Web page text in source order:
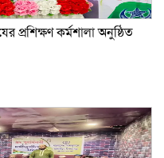
প্রশিক্ষণ কর্মশালা অনুষ্ঠিত